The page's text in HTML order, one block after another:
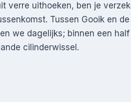
verre uithoeken, ben je
Tussen Gooik en
we dagelijks; binnen een
cilinderwissel.